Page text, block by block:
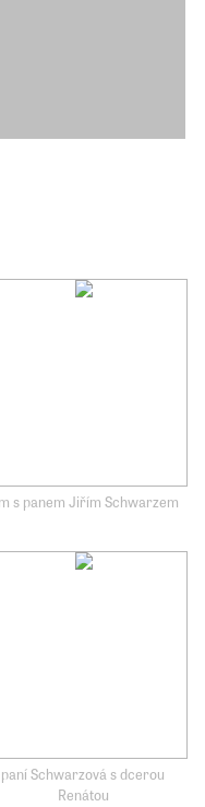
s panem Jiřím Schwarzem
paní Schwarzová s dcerou
Renátou